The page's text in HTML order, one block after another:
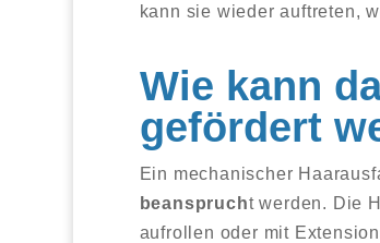
kann sie wieder auftreten,
Wie kann
gefördert
Ein mechanischer
beansprucht werden. Die
aufrollen oder mit